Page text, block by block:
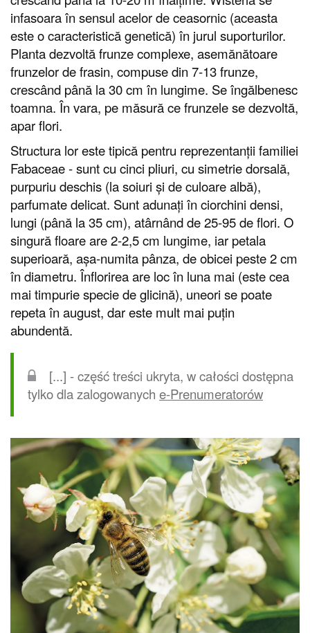
infasoara în sensul acelor de ceasornic (aceasta
este o caracteristică genetică) în jurul suporturilor.
Planta dezvoltă frunze complexe, asemănătoare
frunzelor de frasin, compuse din 7-13 frunze,
crescând până la 30 cm în lungime. Se îngălbenesc
toamna. În vara, pe măsură ce frunzele se dezvoltă,
apar flori.
Structura lor este tipică pentru reprezentanții familiei
Fabaceae - sunt cu cinci pliuri, cu simetrie dorsală,
purpuriu deschis (la soiuri și de culoare albă),
parfumate delicat. Sunt adunați în ciorchini densi,
lungi (până la 35 cm), atârnând de 25-95 de flori. O
singură floare are 2-2,5 cm lungime, iar petala
superioară, așa-numita pânza, de obicei peste 2 cm
în diametru. Înflorirea are loc în luna mai (este cea
mai timpurie specie de glicină), uneori se poate
repeta în august, dar este mult mai puțin
abundentă.
[...] - część treści ukryta, w całości dostępna
tylko dla zalogowanych e-Prenumeratorów